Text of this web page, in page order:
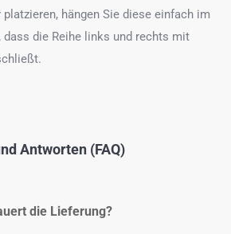
platzieren, hängen Sie diese einfach im
die Reihe links und rechts mit
Antworten (FAQ)
die Lieferung?